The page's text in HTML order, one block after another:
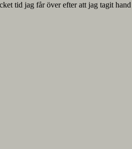
tid jag får över efter att jag tagit